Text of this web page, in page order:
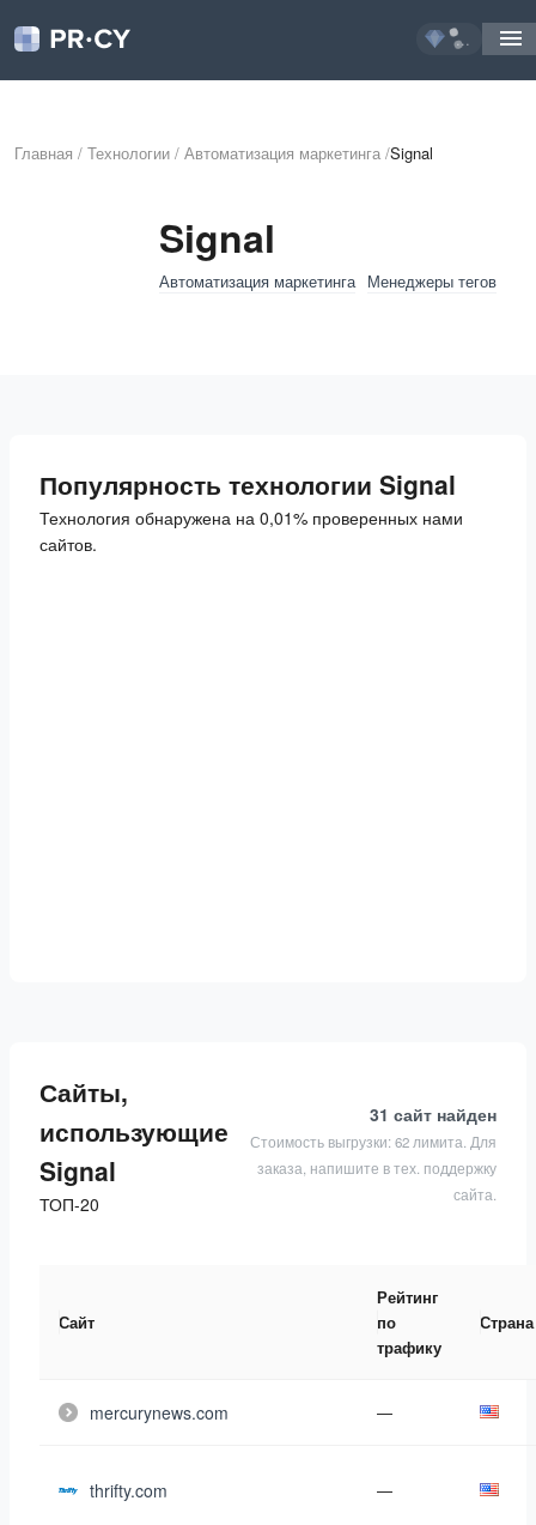
...
Главная / Технологии / Автоматизация маркетинга /Signal
Signal
Автоматизация маркетинга Менеджеры тегов
Популярность технологии Signal
Технология обнаружена на 0,01% проверенных нами
сайтов.
Сайты,
использующие
Signal
ТОП-20
31 сайт найден
Стоимость выгрузки: 62 лимита. Для
заказа, напишите в тех. поддержку
сайта.
Сайт
Рейтинг
по
трафику
Страна
mercurynews.com —
thrifty.com —